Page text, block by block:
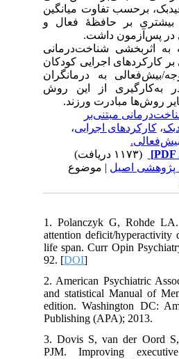
برحسب تفاوت میانگین
بیشتری بر حافظهٔ فعال و
در پس‌آزمون داشت.
به اثربخشی شناخت‌درمانی
کارکردهای اجرایی کودکان
بیش‌فعالی به درمانگران
به‌کارگیری از این روش
روش‌ها مبادرت ورزند.
مبتنی‌بر
،کارکرد‌های اجرایی،
اصیل| موضوع
1. Polanczyk G, Rohde
attention deficit/hyperactivity
life span. Curr Opin
92. [DOI
2. American Psychiatric
and statistical Manual of
edition. Washington DC:
Publishing (APA); 2013.
3. Dovis S, van der Oord
PJM. Improving